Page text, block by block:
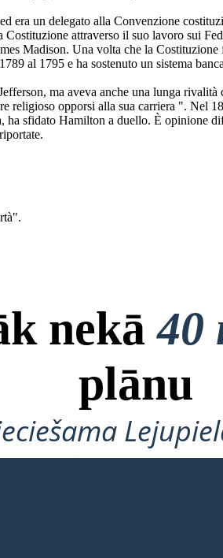
era un delegato alla Convenzione
attraverso il suo lavoro sui
Madison. Una volta che la
al 1795 e ha sostenuto un sistema
ma aveva anche una lunga
religioso opporsi alla sua carriera ". Nel
ha sfidato Hamilton a duello. È opinione
nekā40
plānu